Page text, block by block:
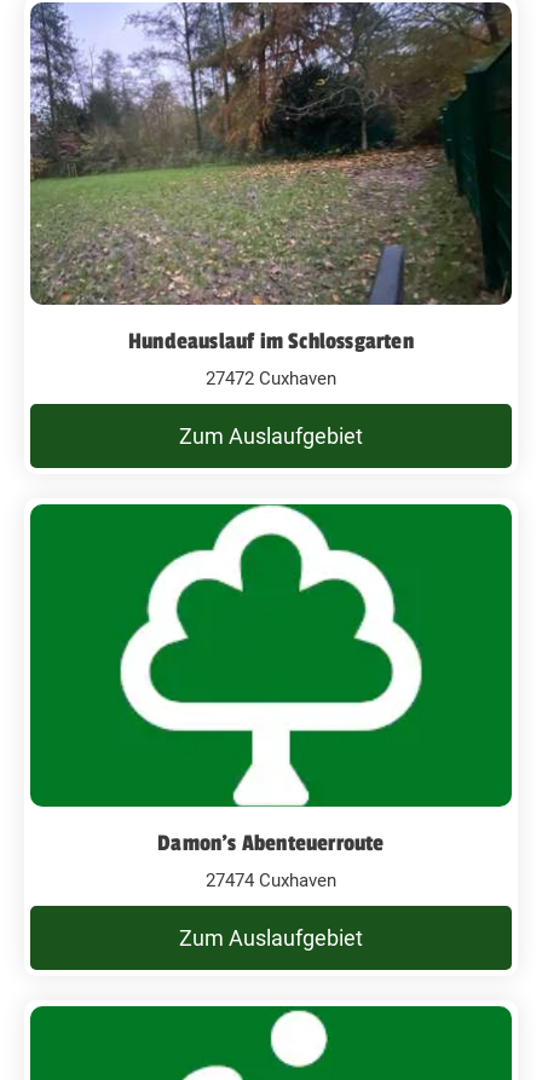
Hundeauslauf im Schlossgarten
27472 Cuxhaven
Zum Auslaufgebiet
Damon's Abenteuerroute
27474 Cuxhaven
Zum Auslaufgebiet